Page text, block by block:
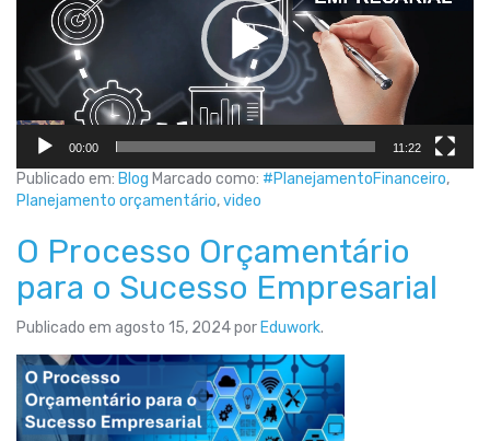
00:00 11:22
Publicado em: Blog Marcado como: #PlanejamentoFinanceiro,
Planejamento orçamentário,video
O Processo Orçamentário
para o Sucesso Empresarial
Publicado em agosto 15, 2024por Eduwork.